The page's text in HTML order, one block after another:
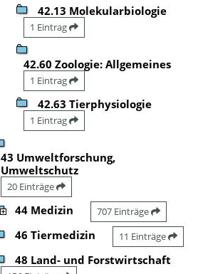
42.13 Molekularbiologie
1 Eintrag
42.60 Zoologie: Allgemeines
1 Eintrag
42.63 Tierphysiologie
1 Eintrag
43 Umweltforschung,
Umweltschutz
20 Einträge
44 Medizin 707 Einträge
46 Tiermedizin 11 Einträge
48 Land- und Forstwirtschaft